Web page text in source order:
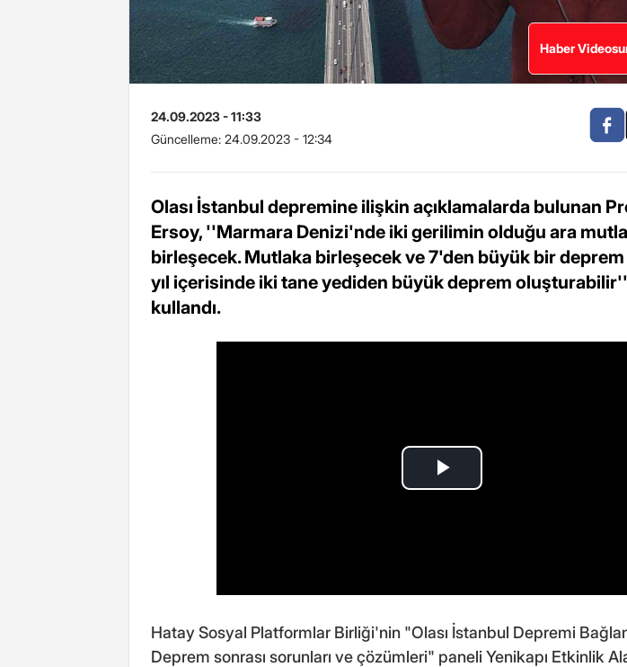
Haber
24.09.2023 - 11:33
Güncelleme: 24.09.2023 - 12:34
Olası İstanbul depremine ilişkin açıklamalarda bulunan
Ersoy, ''Marmara Denizi'nde iki gerilimin olduğu ara
birleşecek. Mutlaka birleşecek ve 7'den büyük bir
yıl içerisinde iki tane yediden büyük deprem
kullandı.
Hatay Sosyal Platformlar Birliği'nin "Olası İstanbul Depremi
Deprem sonrası sorunları ve çözümleri" paneli Yenikapı Etkinlik